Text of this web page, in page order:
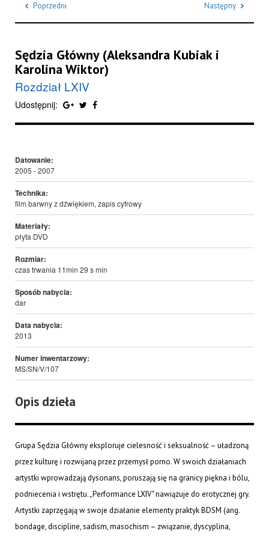
Poprzedni Następny
Sędzia Główny (Aleksandra Kubiak i
Karolina Wiktor)
Rozdział LXIV
Udostępnij:
Datowanie:
2005 - 2007
Technika:
film barwny z dźwiękiem, zapis cyfrowy
Materiały:
płyta DVD
Rozmiar:
czas trwania 11min 29 s min
Sposób nabycia:
dar
Data nabycia:
2013
Numer inwentarzowy:
MS/SN/V/107
Opis dzieła
Grupa Sędzia Główny eksploruje cielesność i seksualność – uładzoną
przez kulturę i rozwijaną przez przemysł porno. W swoich działaniach
artystki wprowadzają dysonans, poruszają się na granicy piękna i bólu,
podniecenia i wstrętu. „Performance LXIV" nawiązuje do erotycznej gry.
Artystki zaprzęgają w swoje działanie elementy praktyk BDSM (ang.
bondage, discipline, sadism, masochism – związanie, dyscyplina,